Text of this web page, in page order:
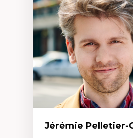
l'environnement bâti
Conception de projet en
Analyse critique en
enseignement du design
urbain
Jérémie Pelletier-